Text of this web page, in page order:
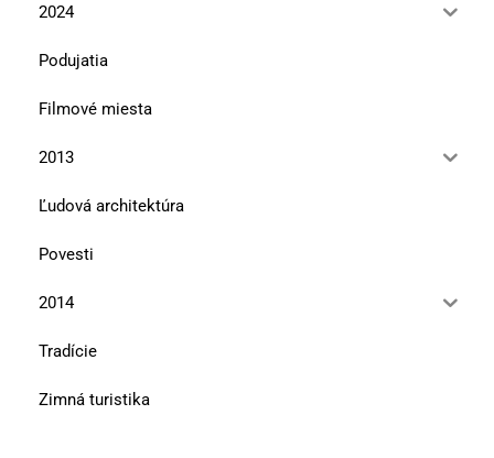
2024
Podujatia
Filmové miesta
2013
Ľudová architektúra
Povesti
2014
Tradície
Zimná turistika